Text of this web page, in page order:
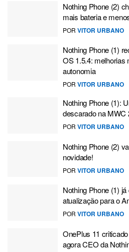
Nothing Phone (2)
mais bateria e
POR VITOR URBANO
Nothing Phone (1)
OS 1.5.4: melhorias
autonomia
POR VITOR URBANO
Nothing Phone (1):
descarado na MWC
POR VITOR URBANO
Nothing Phone (2)
novidade!
POR VITOR URBANO
Nothing Phone (1)
atualização para o
POR VITOR URBANO
OnePlus 11
agora CEO da